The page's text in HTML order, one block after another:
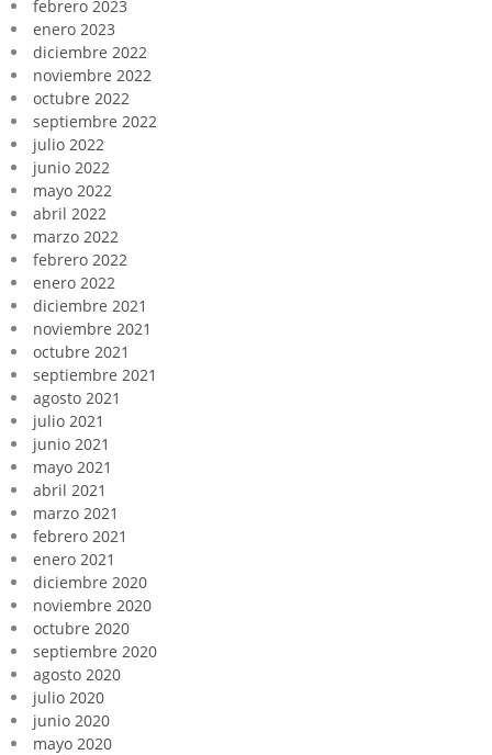
febrero 2023
enero 2023
diciembre 2022
noviembre 2022
octubre 2022
septiembre 2022
julio 2022
junio 2022
mayo 2022
abril 2022
marzo 2022
febrero 2022
enero 2022
diciembre 2021
noviembre 2021
octubre 2021
septiembre 2021
agosto 2021
julio 2021
junio 2021
mayo 2021
abril 2021
marzo 2021
febrero 2021
enero 2021
diciembre 2020
noviembre 2020
octubre 2020
septiembre 2020
agosto 2020
julio 2020
junio 2020
mayo 2020